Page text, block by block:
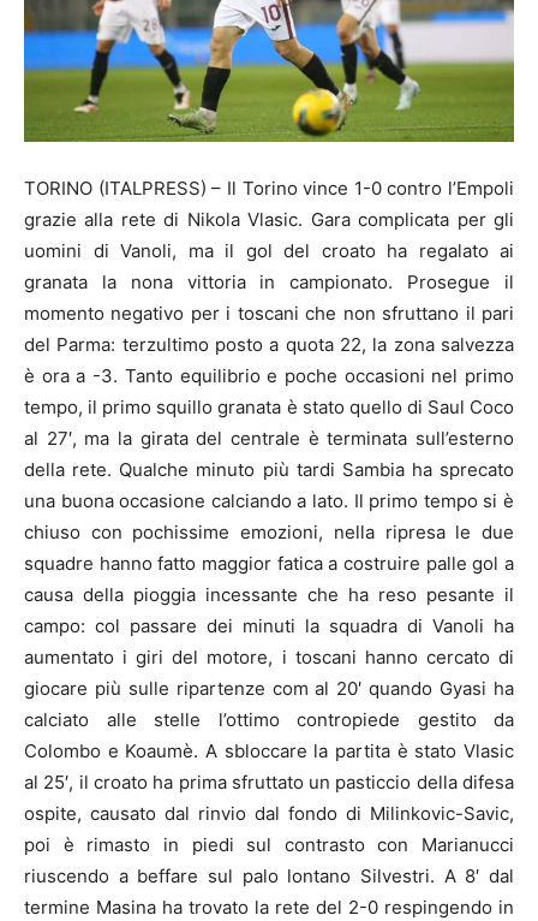
TORINO (ITALPRESS) – Il Torino vince 1-0 contro l’Empoli
grazie alla rete di Nikola Vlasic. Gara complicata per gli
uomini di Vanoli, ma il gol del croato ha regalato ai
granata la nona vittoria in campionato. Prosegue il
momento negativo per i toscani che non sfruttano il pari
del Parma: terzultimo posto a quota 22, la zona salvezza
è ora a -3. Tanto equilibrio e poche occasioni nel primo
tempo, il primo squillo granata è stato quello di Saul Coco
al 27′, ma la girata del centrale è terminata sull’esterno
della rete. Qualche minuto più tardi Sambia ha sprecato
una buona occasione calciando a lato. Il primo tempo si è
chiuso con pochissime emozioni, nella ripresa le due
squadre hanno fatto maggior fatica a costruire palle gol a
causa della pioggia incessante che ha reso pesante il
campo: col passare dei minuti la squadra di Vanoli ha
aumentato i giri del motore, i toscani hanno cercato di
giocare più sulle ripartenze com al 20′ quando Gyasi ha
calciato alle stelle l’ottimo contropiede gestito da
Colombo e Koaumè. A sbloccare la partita è stato Vlasic
al 25′, il croato ha prima sfruttato un pasticcio della difesa
ospite, causato dal rinvio dal fondo di Milinkovic-Savic,
poi è rimasto in piedi sul contrasto con Marianucci
riuscendo a beffare sul palo lontano Silvestri. A 8′ dal
termine Masina ha trovato la rete del 2-0 respingendo in